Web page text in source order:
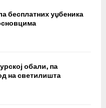
бесплатних уџбеника
обали, па
на светилишта